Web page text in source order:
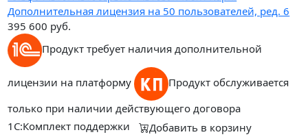
Дополнительная лицензия на 50 пользователей, ред. 6
395 600 руб.
Продукт требует наличия дополнительной
лицензии на платформу
Продукт обслуживается
только при наличии действующего договора
1С:Комплект поддержки
Добавить в корзину